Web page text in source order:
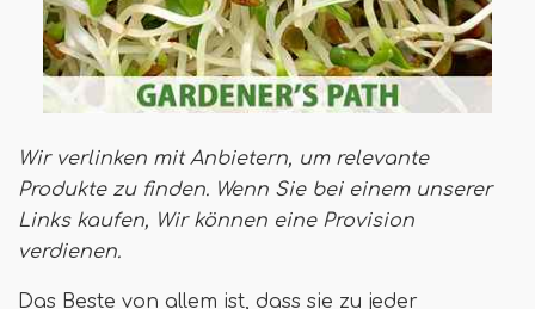
Wir verlinken mit Anbietern, um relevante
Produkte zu finden. Wenn Sie bei einem unserer
Links kaufen, Wir können eine Provision
verdienen.
Das Beste von allem ist, dass sie zu jeder